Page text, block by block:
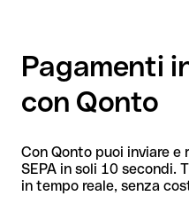
Pagamenti
con Qonto
Con Qonto puoi inviare
SEPA in soli 10 secondi.
in tempo reale, senza